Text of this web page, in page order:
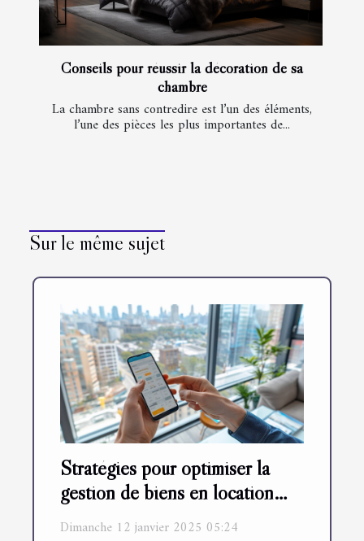
Conseils pour réussir la décoration de sa
chambre
La chambre sans contredire est l’un des éléments,
l’une des pièces les plus importantes de...
Sur le même sujet
Stratégies pour optimiser la
gestion de biens en location
saisonnière
Dimanche 12 janvier 2025 05:24